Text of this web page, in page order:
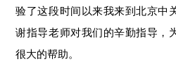
验了这段时间以来我来到北京中
谢指导老师对我们的辛勤指导，
很大的帮助。